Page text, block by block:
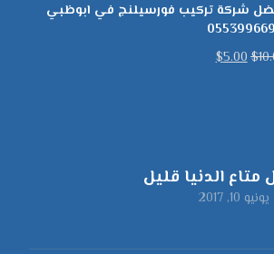
شركة تركيب فورسيلنج في ابوظبي
$
$5.00
متاع الدنيا قليل
يونيو 10, 2017